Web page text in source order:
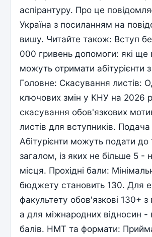
аспірантуру. Про це
Україна з посиланням на
вишу. Читайте також: Вступ
000 гривень допомоги: які ще
можуть отримати абітурієнти
Головне: Скасування листів:
ключових змін у КНУ на 2026
скасування обов'язкових
листів для вступників. Подача
Абітурієнти можуть подати до
загалом, із яких не більше 5 -
місця. Прохідні бали:
бюджету становить 130. Для
факультету обов'язкові 130+
а для міжнародних відносин -
балів. НМТ та формати: